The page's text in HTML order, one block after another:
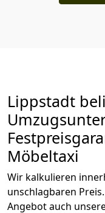
Lippstadt
Möbeltaxi
Wir kalkulieren
unschlagbaren
Angebot auch